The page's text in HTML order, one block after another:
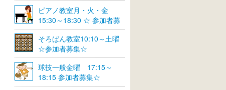
ピアノ教室月・火・金
15:30～18:30 ☆ 参加者募
集☆
そろばん教室10:10～土曜
☆参加者募集☆
球技一般金曜 17:15～
18:15 参加者募集☆